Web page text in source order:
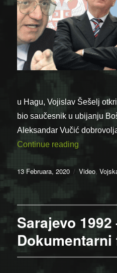
u Hagu, Vojislav Šešelj
bio saučesnik u ubijanju
Aleksandar Vučić
Continue reading “Video:
Posted
13 Februara, 2020 Categories
Video,
Sarajevo 1992
Dokumentarni